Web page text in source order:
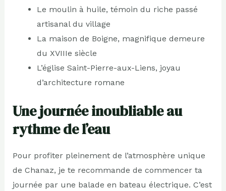
Le moulin à huile, témoin du riche passé
artisanal du village
La maison de Boigne, magnifique demeure
du XVIIIe siècle
L’église Saint-Pierre-aux-Liens, joyau
d’architecture romane
Une journée inoubliable au
rythme de l’eau
Pour profiter pleinement de l’atmosphère unique
de Chanaz, je te recommande de commencer ta
journée par une balade en bateau électrique. C’est